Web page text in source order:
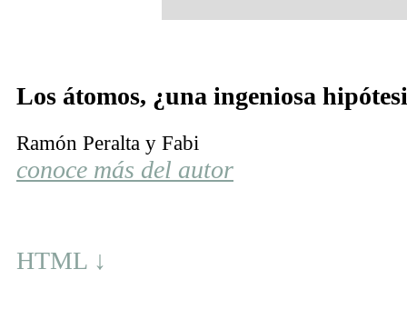
Los átomos, ¿una ingeniosa
Ramón Peralta y Fabi
conoce más del autor
HTML ↓